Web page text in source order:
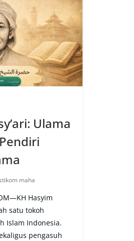
Ulama
maha
Hasyim
satu tokoh
Islam Indonesia.
pengasuh